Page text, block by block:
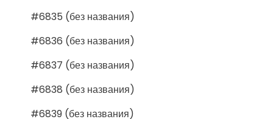
#6835 (без названия)
#6836 (без названия)
#6837 (без названия)
#6838 (без названия)
#6839 (без названия)